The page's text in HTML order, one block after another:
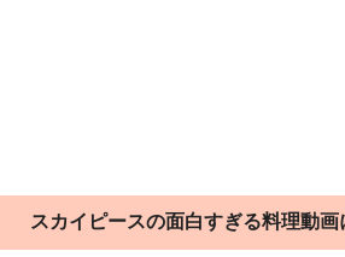
スカイピースの面白すぎる料理動画